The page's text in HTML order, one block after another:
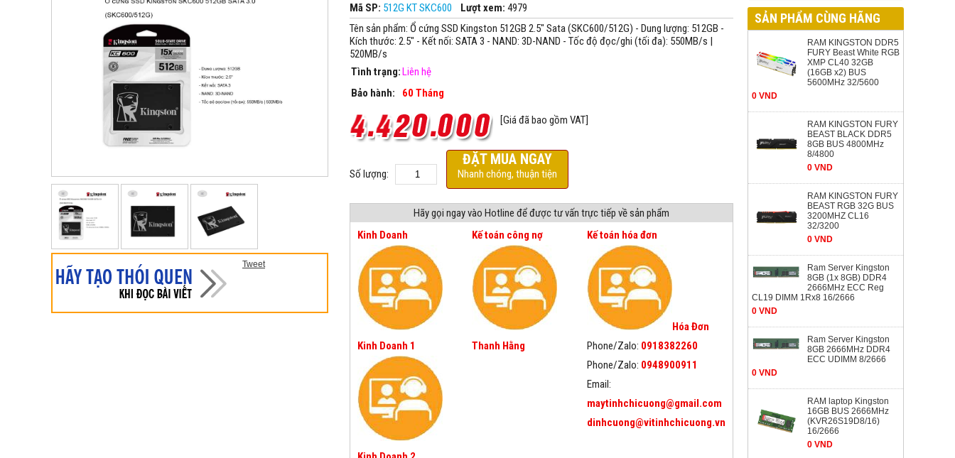
Tweet
Mã SP: 512G KT SKC600 Lượt xem: 4979
Tên sản phẩm: Ổ cứng SSD Kingston 512GB 2.5" Sata (SKC600/512G) - Dung lượng: 512GB -
Kích thước: 2.5" - Kết nối: SATA 3 - NAND: 3D-NAND - Tốc độ đọc/ghi (tối đa): 550MB/s |
520MB/s
Tình trạng:Liên hệ
Bảo hành:
60 Tháng
[Giá đã bao gồm VAT]
Số lượng:
ĐẶT MUA NGAY
Nhanh chóng, thuận tiện
Hãy gọi ngay vào Hotline để được tư vấn trực tiếp về sản phẩm
Kinh Doanh
Kinh Doanh 1
Kế toán công nợ
Thanh Hằng
Kế toán hóa đơn
Hóa Đơn
Phone/Zalo: 0918382260
Phone/Zalo: 0948900911
Email:
maytinhchicuong@gmail.com
dinhcuong@vitinhchicuong.vn
SẢN PHẨM CÙNG HÃNG
RAM KINGSTON DDR5
FURY Beast White RGB
XMP CL40 32GB
(16GB x2) BUS
5600MHz 32/5600
0 VND
RAM KINGSTON FURY
BEAST BLACK DDR5
8GB BUS 4800MHz
8/4800
0 VND
RAM KINGSTON FURY
BEAST RGB 32G BUS
3200MHZ CL16
32/3200
0 VND
Ram Server Kingston
8GB (1x 8GB) DDR4
2666MHz ECC Reg
CL19 DIMM 1Rx8 16/2666
0 VND
Ram Server Kingston
8GB 2666MHz DDR4
ECC UDIMM 8/2666
0 VND
RAM laptop Kingston
16GB BUS 2666MHz
(KVR26S19D8/16)
16/2666
0 VND